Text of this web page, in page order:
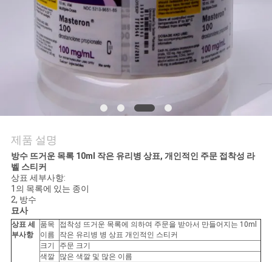
뉴
스
경
우
제품 설명
방수 뜨거운 목록 10ml 작은 유리병 상표, 개인적인 주문 접착성 라
벨 스티커
상표 세부사항:
1의 목록에 있는 종이
2, 방수
묘사
상표 세
부사항
품목
이름
접착성 뜨거운 목록에 의하여 주문을 받아서 만들어지는 10ml
작은 유리병 병 상표 개인적인 스티커
크기
주문 크기
색깔
많은 색깔 및 많은 이름